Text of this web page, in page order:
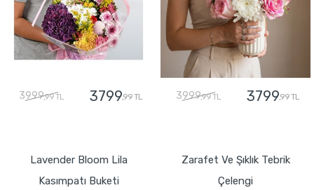
3999,99 TL 3799,99 TL 3999,99 TL 3799,99 TL
Lavender Bloom Lila
Kasımpatı Buketi
Zarafet Ve Şıklık Tebrik
Çelengi